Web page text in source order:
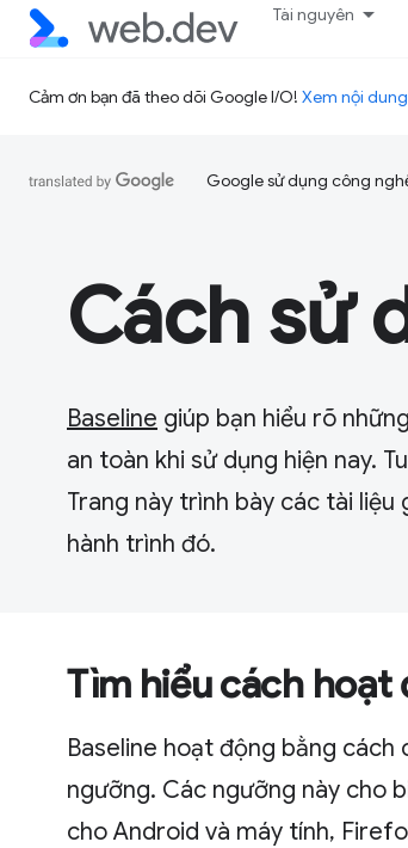
Tài nguyên
Cảm ơn bạn đã theo dõi Google I/O! Xem nội
Google sử dụng công
Cách sử
Baseline giúp bạn hiểu rõ
an toàn khi sử dụng hiện nay.
Trang này trình bày các tài
hành trình đó.
Tìm hiểu cách hoạt
Baseline hoạt động bằng
ngưỡng. Các ngưỡng này cho
cho Android và máy tính,